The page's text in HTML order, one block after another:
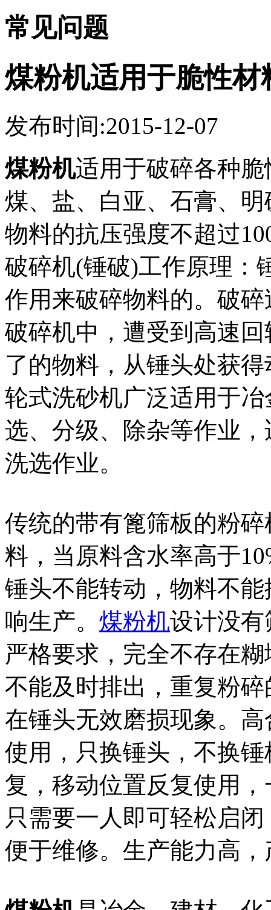
常见问题
煤粉机适用于脆性材
发布时间:2015-12-07
煤粉机适用于破碎各种
煤、盐、白亚、石膏、
物料的抗压强度不超过
破碎机(锤破)工作原理：
作用来破碎物料的。破
破碎机中，遭受到高速
了的物料，从锤头处获
轮式洗砂机广泛适用于
选、分级、除杂等作业
洗选作业。
传统的带有篦筛板的粉
料，当原料含水率高于
锤头不能转动，物料不
响生产。 煤粉机设计没
严格要求，完全不存在
不能及时排出，重复粉
在锤头无效磨损现象。
使用，只换锤头，不换
复，移动位置反复使用
只需要一人即可轻松启
便于维修。生产能力高